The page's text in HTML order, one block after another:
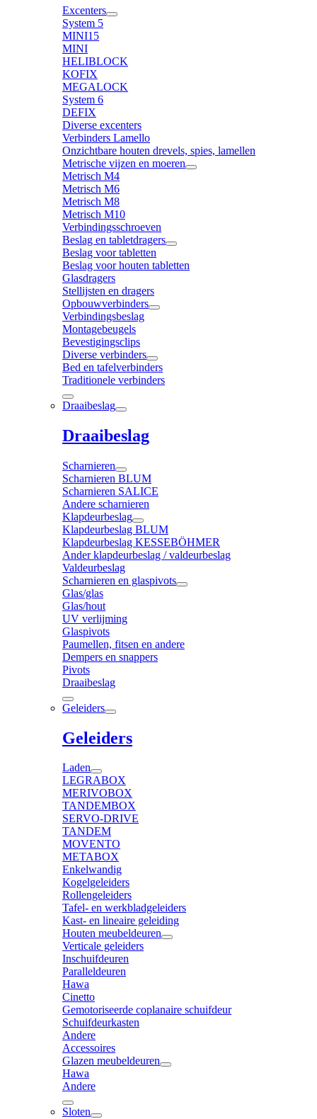
Excenters
System 5
MINI15
MINI
HELIBLOCK
KOFIX
MEGALOCK
System 6
DEFIX
Diverse excenters
Verbinders Lamello
Onzichtbare houten drevels, spies, lamellen
Metrische vijzen en moeren
Metrisch M4
Metrisch M6
Metrisch M8
Metrisch M10
Verbindingsschroeven
Beslag en tabletdragers
Beslag voor tabletten
Beslag voor houten tabletten
Glasdragers
Stellijsten en dragers
Opbouwverbinders
Verbindingsbeslag
Montagebeugels
Bevestigingsclips
Diverse verbinders
Bed en tafelverbinders
Traditionele verbinders
Draaibeslag
Draaibeslag
Scharnieren
Scharnieren BLUM
Scharnieren SALICE
Andere scharnieren
Klapdeurbeslag
Klapdeurbeslag BLUM
Klapdeurbeslag KESSEBÖHMER
Ander klapdeurbeslag / valdeurbeslag
Valdeurbeslag
Scharnieren en glaspivots
Glas/glas
Glas/hout
UV verlijming
Glaspivots
Paumellen, fitsen en andere
Dempers en snappers
Pivots
Draaibeslag
Geleiders
Geleiders
Laden
LEGRABOX
MERIVOBOX
TANDEMBOX
SERVO-DRIVE
TANDEM
MOVENTO
METABOX
Enkelwandig
Kogelgeleiders
Rollengeleiders
Tafel- en werkbladgeleiders
Kast- en lineaire geleiding
Houten meubeldeuren
Verticale geleiders
Inschuifdeuren
Paralleldeuren
Hawa
Cinetto
Gemotoriseerde coplanaire schuifdeur
Schuifdeurkasten
Andere
Accessoires
Glazen meubeldeuren
Hawa
Andere
Sloten